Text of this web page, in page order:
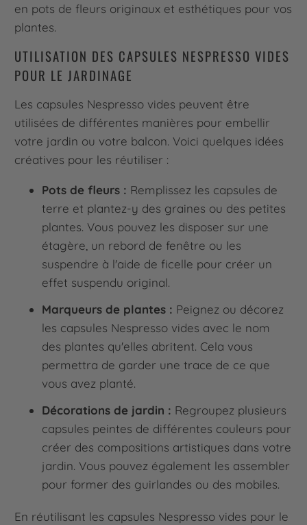
en pots de fleurs originaux et esthétiques pour vos
plantes.
UTILISATION DES CAPSULES NESPRESSO VIDES
POUR LE JARDINAGE
Les capsules Nespresso vides peuvent être
utilisées de différentes manières pour embellir
votre jardin ou votre balcon. Voici quelques idées
créatives pour les réutiliser :
Pots de fleurs : Remplissez les capsules de
terre et plantez-y des graines ou des petites
plantes. Vous pouvez les disposer sur une
étagère, un rebord de fenêtre ou les
suspendre à l'aide de ficelle pour créer un
effet suspendu original.
Marqueurs de plantes : Peignez ou décorez
les capsules Nespresso vides avec le nom
des plantes qu'elles abritent. Cela vous
permettra de garder une trace de ce que
vous avez planté.
Décorations de jardin : Regroupez plusieurs
capsules peintes de différentes couleurs pour
créer des compositions artistiques dans votre
jardin. Vous pouvez également les assembler
pour former des guirlandes ou des mobiles.
En réutilisant les capsules Nespresso vides pour le